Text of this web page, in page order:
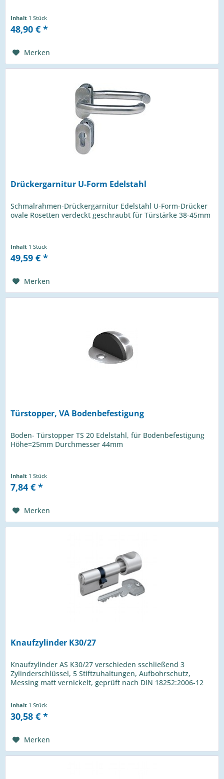
Inhalt 1 Stück
48,90 € *
Merken
Drückergarnitur U-Form Edelstahl
Schmalrahmen-Drückergarnitur Edelstahl U-Form-Drücker
ovale Rosetten verdeckt geschraubt für Türstärke 38-45mm
Inhalt 1 Stück
49,59 € *
Merken
Türstopper, VA Bodenbefestigung
Boden- Türstopper TS 20 Edelstahl, für Bodenbefestigung
Höhe=25mm Durchmesser 44mm
Inhalt 1 Stück
7,84 € *
Merken
Knaufzylinder K30/27
Knaufzylinder AS K30/27 verschieden sschließend 3
Zylinderschlüssel, 5 Stiftzuhaltungen, Aufbohrschutz,
Messing matt vernickelt, geprüft nach DIN 18252:2006-12
Inhalt 1 Stück
30,58 € *
Merken